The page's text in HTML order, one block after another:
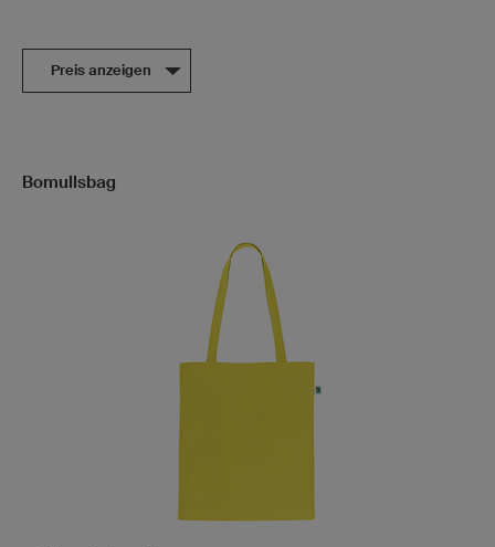
Preis anzeigen
Bomullsbag